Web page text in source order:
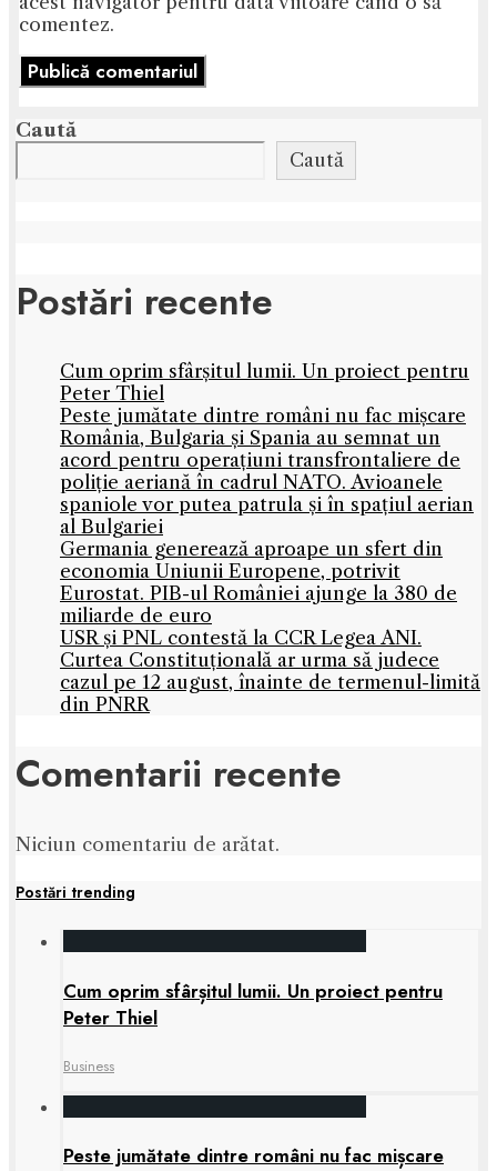
comentez.
Caută
Caută
Postări recente
Cum oprim sfârșitul lumii. Un proiect pentru
Peter Thiel
Peste jumătate dintre români nu fac mișcare
România, Bulgaria și Spania au semnat un
acord pentru operațiuni transfrontaliere de
poliție aeriană în cadrul NATO. Avioanele
spaniole vor putea patrula și în spațiul aerian
al Bulgariei
Germania generează aproape un sfert din
economia Uniunii Europene, potrivit
Eurostat. PIB-ul României ajunge la 380 de
miliarde de euro
USR și PNL contestă la CCR Legea ANI.
Curtea Constituțională ar urma să judece
cazul pe 12 august, înainte de termenul-limită
din PNRR
Comentarii recente
Niciun comentariu de arătat.
Postări trending
Cum oprim sfârșitul lumii. Un proiect pentru
Peter Thiel
Business
Peste jumătate dintre români nu fac mișcare